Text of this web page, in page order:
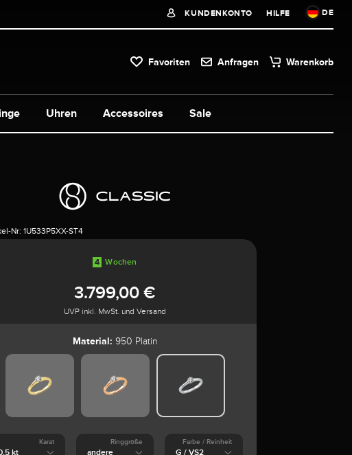
KUNDENKONTO HILFE DE
Favoriten Anfragen Warenkorb
Uhren Accessoires Sale
Nr: 1U533P5XX-ST4
4 Wochen
3.799,00 €
UVP inkl. MwSt. und Versand
Material: 950 Platin
Karat Ringgröße Farbe / Reinheit